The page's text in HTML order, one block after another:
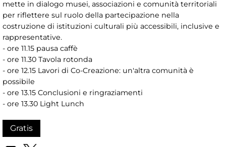
mette in dialogo musei, associazioni e comunità territoriali
per riflettere sul ruolo della partecipazione nella
costruzione di istituzioni culturali più accessibili, inclusive e
rappresentative.
- ore 11.15 pausa caffè
- ore 11.30 Tavola rotonda
- ore 12.15 Lavori di Co-Creazione: un'altra comunità è
possibile
- ore 13.15 Conclusioni e ringraziamenti
- ore 13.30 Light Lunch
Gratis